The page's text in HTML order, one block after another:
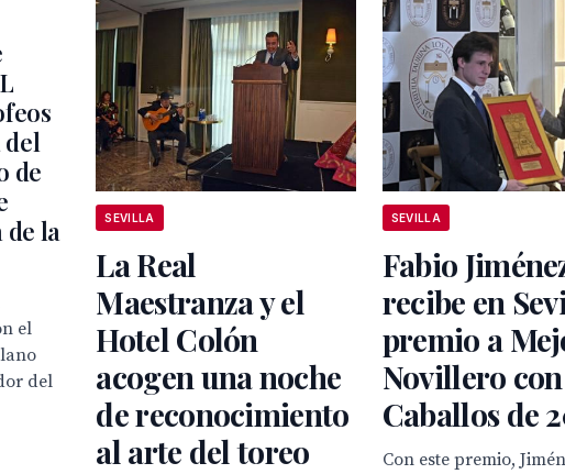
del
de
de la
el
del
SEVILLA
La Real
Maestranza y el
Hotel Colón
acogen una noche
de reconocimiento
al arte del toreo
SEVILLA
Fabio
recibe en
premio a
Novillero con
Caballos de
Con este premio,